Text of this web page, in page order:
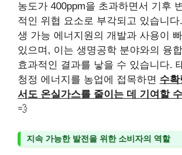
농도가 400ppm을 초과하면서 기후
적인 위협 요소로 부각되고 있습니
생 가능 에너지원의 개발과 사용이
있으며, 이는 생명공학 분야와의 융
효과적인 결과를 낳을 수 있습니다.
청정 에너지를 농업에 접목하면 수확
서도 온실가스를 줄이는 데 기여할
💨
지속 가능한 발전을 위한 소비자의 역할